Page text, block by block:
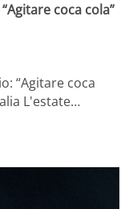
coca cola”
“Agitare coca
L'estate…